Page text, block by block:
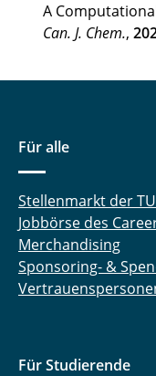
A
Can. J. Chem.,
Für alle
Stellenmarkt der
Jobbörse des
Merchandising
Sponsoring- &
Für Studierende